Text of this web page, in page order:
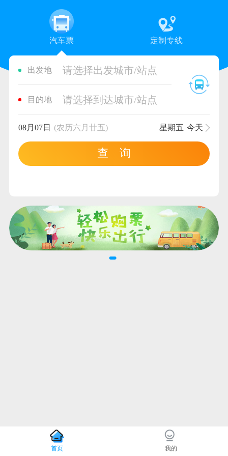
汽车票 定制专线
出发地 请选择出发城市/站点
目的地 请选择到达城市/站点
08月07日 (农历六月廿五) 星期五 今天
查 询
首页 我的